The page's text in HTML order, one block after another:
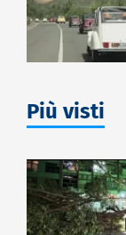
Più visti